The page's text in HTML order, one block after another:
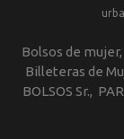
Bolsos de mujer
Billeteras de
BOLSOS Sr.